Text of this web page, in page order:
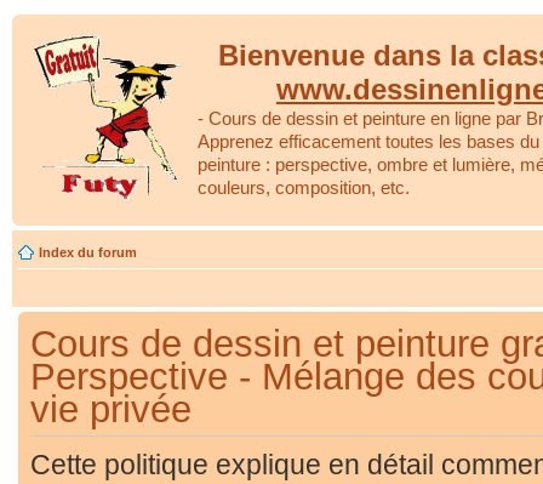
Bienvenue dans la
- Cours de dessin et peinture en ligne par
Apprenez efficacement toutes les bases
peinture : perspective, ombre et lumière,
couleurs, composition, etc.
Index du forum
Cours de dessin et peinture
Perspective - Mélange des
vie privée
Cette politique explique en détail